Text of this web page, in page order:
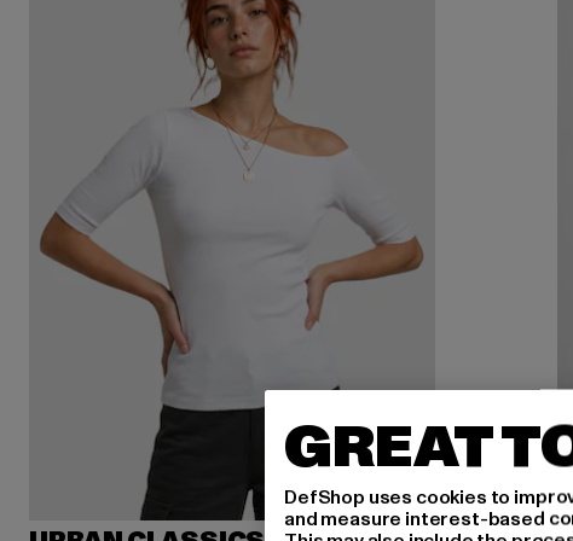
GREAT
DefShop uses cookies to
and measure interest-based